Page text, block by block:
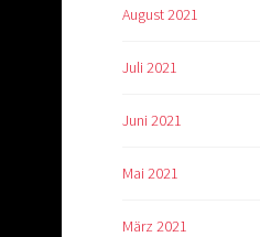
August 2021
Juli 2021
Juni 2021
Mai 2021
März 2021